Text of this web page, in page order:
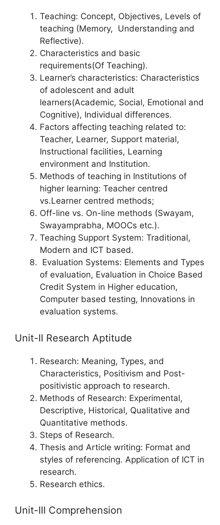
Teaching: Concept, Objectives, Levels of
teaching (Memory, Understanding and
Reflective).
Characteristics and basic
requirements(Of Teaching).
Learner’s characteristics: Characteristics
of adolescent and adult
learners(Academic, Social, Emotional and
Cognitive), Individual differences.
Factors affecting teaching related to:
Teacher, Learner, Support material,
Instructional facilities, Learning
environment and Institution.
Methods of teaching in Institutions of
higher learning: Teacher centred
vs.Learner centred methods;
Off-line vs. On-line methods (Swayam,
Swayamprabha, MOOCs etc.).
Teaching Support System: Traditional,
Modern and ICT based.
Evaluation Systems: Elements and Types
of evaluation, Evaluation in Choice Based
Credit System in Higher education,
Computer based testing, Innovations in
evaluation systems.
Unit-II Research Aptitude
Research: Meaning, Types, and
Characteristics, Positivism and Post-
positivistic approach to research.
Methods of Research: Experimental,
Descriptive, Historical, Qualitative and
Quantitative methods.
Steps of Research.
Thesis and Article writing: Format and
styles of referencing. Application of ICT in
research.
Research ethics.
Unit-III Comprehension